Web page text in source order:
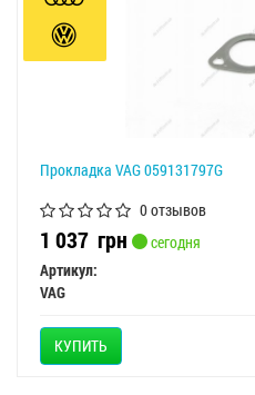
Прокладка VAG 059131797G
0 отзывов
1 037 грн
сегодня
Артикул:
VAG
КУПИТЬ